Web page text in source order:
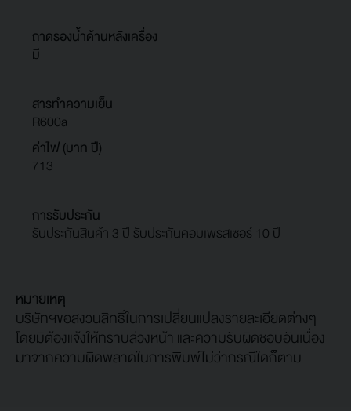
ถาดรองน้ำด้านหลังเครื่อง
มี
สารทำความเย็น
R600a
ค่าไฟ (บาท ปี)
713
การรับประกัน
รับประกันสินค้า 3 ปี รับประกันคอมเพรสเซอร์ 10 ปี
หมายเหตุ
บริษัทฯขอสงวนสิทธิ์ในการเปลี่ยนแปลงรายละเอียดต่างๆ
โดยมิต้องแจ้งให้ทราบล่วงหน้า และความรับผิดชอบอันเนื่อง
มาจากความผิดพลาดในการพิมพ์ไม่ว่ากรณีใดก็ตาม